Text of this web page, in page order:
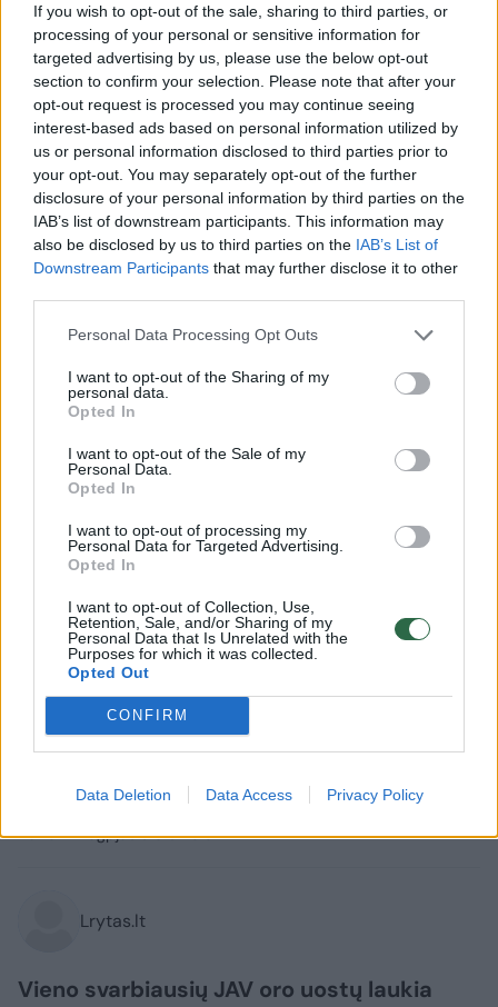
If you wish to opt-out of the sale, sharing to third parties, or
processing of your personal or sensitive information for
targeted advertising by us, please use the below opt-out
section to confirm your selection. Please note that after your
opt-out request is processed you may continue seeing
interest-based ads based on personal information utilized by
us or personal information disclosed to third parties prior to
your opt-out. You may separately opt-out of the further
disclosure of your personal information by third parties on the
IAB’s list of downstream participants. This information may
also be disclosed by us to third parties on the IAB’s List of
Downstream Participants that may further disclose it to other
Personal Data Processing Opt Outs
I want to opt-out of the Sharing of my
personal data.
Opted In
I want to opt-out of the Sale of my
Personal Data.
Opted In
I want to opt-out of processing my
Personal Data for Targeted Advertising.
Opted In
I want to opt-out of Collection, Use,
Retention, Sale, and/or Sharing of my
Personal Data that Is Unrelated with the
Purposes for which it was collected.
Opted Out
CONFIRM
Data Deletion Data Access Privacy Policy
Komentuoti po šiuo straipsniu
Komentuoti gali tik Lrytas registruoti vartotojai.
Prisijunkite prie registruotų vartotojų
bendruomenės ir bendraukite komentaruose!
Rodyti komentarus
Architektūra
Vieno garsiausių pasaulio oro
uostų laukia įspūdingi pokyčiai
2026 m. rugpjūčio 6 d. 15:57
Lrytas.lt
Vieno svarbiausių JAV oro uostų laukia